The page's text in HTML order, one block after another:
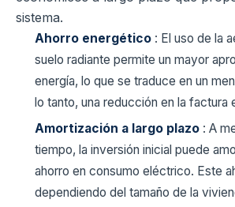
sistema.
Ahorro energético : El uso de la
suelo radiante permite un mayor
energía, lo que se traduce en un
lo tanto, una reducción en la factura
Amortización a largo plazo : A
tiempo, la inversión inicial puede
ahorro en consumo eléctrico. Este
dependiendo del tamaño de la